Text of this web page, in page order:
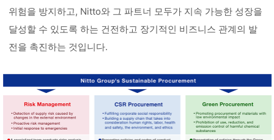
위험을 방지하고, Nitto와 그 파트너 모두가 지속 가능한 성장을
달성할 수 있도록 하는 건전하고 장기적인 비즈니스 관계의 발
전을 촉진하는 것입니다.